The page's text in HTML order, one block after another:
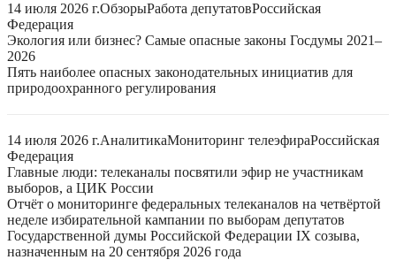
14 июля 2026 г.ОбзорыРабота депутатовРоссийская
Федерация
Экология или бизнес? Самые опасные законы Госдумы 2021–
2026
Пять наиболее опасных законодательных инициатив для
природоохранного регулирования
14 июля 2026 г.АналитикаМониторинг телеэфираРоссийская
Федерация
Главные люди: телеканалы посвятили эфир не участникам
выборов, а ЦИК России
Отчёт о мониторинге федеральных телеканалов на четвёртой
неделе избирательной кампании по выборам депутатов
Государственной думы Российской Федерации IX созыва,
назначенным на 20 сентября 2026 года